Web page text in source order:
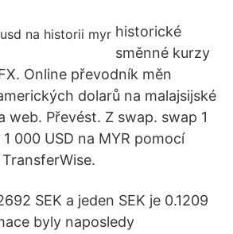
historické
směnné kurzy
Online převodník měn
dolarů na malajsijské
web. Převést. Z swap. swap 1
000 USD na MYR pomocí
SEK a jeden SEK je 0.1209
byly naposledy